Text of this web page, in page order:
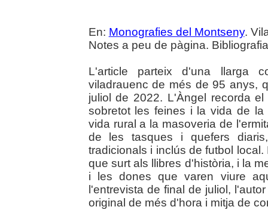
En: Monografies del Montseny.
Notes a peu de pàgina.
L'article parteix d'una llarga
viladrauenc de més de 95 anys,
juliol de 2022. L'Àngel recorda
sobretot les feines i la vida de
vida rural a la masoveria de
de les tasques i quefers
tradicionals i inclús de futbol
que surt als llibres d'història, i la
i les dones que varen viure
l'entrevista de final de juliol,
original de més d'hora i mitja de